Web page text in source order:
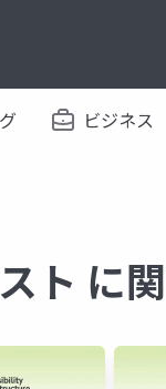
ビジネス
ト に